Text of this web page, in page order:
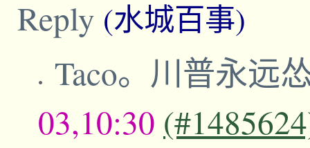
Reply (水城百事)
Taco。川普永远
03,10:30